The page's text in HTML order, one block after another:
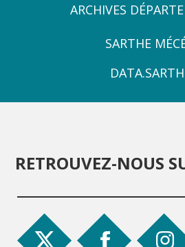
ARCHIVES
SARTHE
RETROUVEZ-NOUS